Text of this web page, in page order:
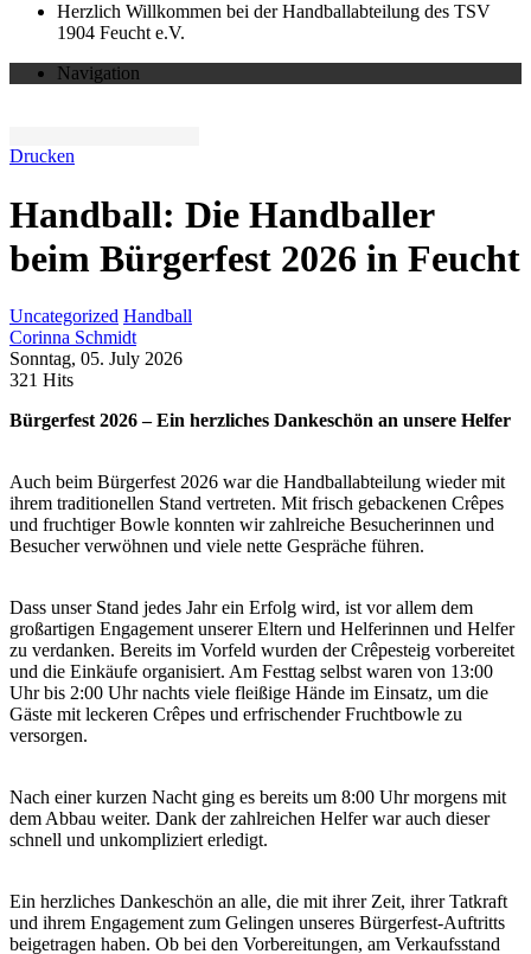
Herzlich Willkommen bei der Handballabteilung des TSV
1904 Feucht e.V.
Navigation
Drucken
Handball: Die Handballer
beim Bürgerfest 2026 in Feucht
Uncategorized Handball
Corinna Schmidt
Sonntag, 05. July 2026
321 Hits
Bürgerfest 2026 – Ein herzliches Dankeschön an unsere Helfer
Auch beim Bürgerfest 2026 war die Handballabteilung wieder mit
ihrem traditionellen Stand vertreten. Mit frisch gebackenen Crêpes
und fruchtiger Bowle konnten wir zahlreiche Besucherinnen und
Besucher verwöhnen und viele nette Gespräche führen.
Dass unser Stand jedes Jahr ein Erfolg wird, ist vor allem dem
großartigen Engagement unserer Eltern und Helferinnen und Helfer
zu verdanken. Bereits im Vorfeld wurden der Crêpesteig vorbereitet
und die Einkäufe organisiert. Am Festtag selbst waren von 13:00
Uhr bis 2:00 Uhr nachts viele fleißige Hände im Einsatz, um die
Gäste mit leckeren Crêpes und erfrischender Fruchtbowle zu
versorgen.
Nach einer kurzen Nacht ging es bereits um 8:00 Uhr morgens mit
dem Abbau weiter. Dank der zahlreichen Helfer war auch dieser
schnell und unkompliziert erledigt.
Ein herzliches Dankeschön an alle, die mit ihrer Zeit, ihrer Tatkraft
und ihrem Engagement zum Gelingen unseres Bürgerfest-Auftritts
beigetragen haben. Ob bei den Vorbereitungen, am Verkaufsstand